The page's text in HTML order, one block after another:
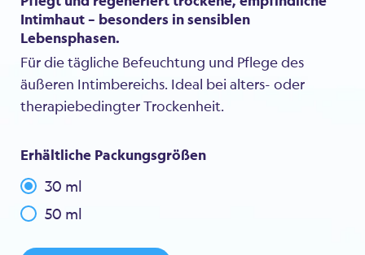
Intimhaut – besonders in sensiblen
Lebensphasen.
Für die tägliche Befeuchtung und Pflege des
äußeren Intimbereichs. Ideal bei alters- oder
therapiebedingter Trockenheit.
Erhältliche Packungsgrößen
30 ml
50 ml